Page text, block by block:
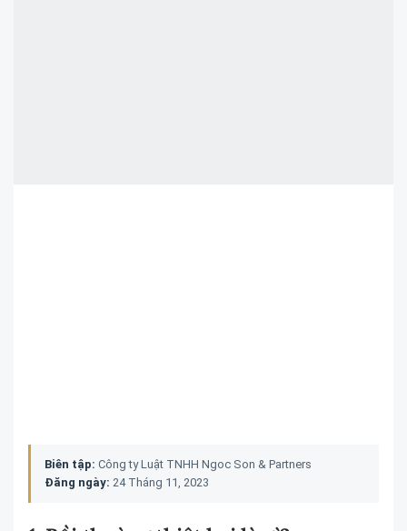
Biên tập: Công ty Luật TNHH Ngoc Son & Partners
Đăng ngày: 24 Tháng 11, 2023